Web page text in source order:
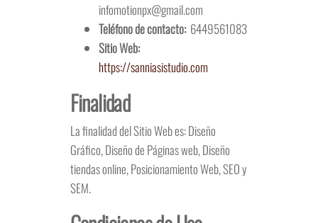
infomotionpx@gmail.com
Teléfono de contacto:6449561083
Sitio Web:
https://sanniasistudio.com
Finalidad
La finalidad del Sitio Web es: Diseño
Gráfico, Diseño de Páginas web, Diseño
tiendas online, Posicionamiento Web, SEO y
SEM.